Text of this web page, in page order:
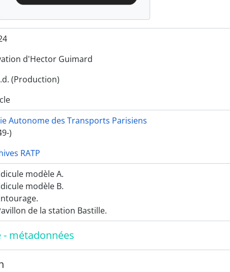
d'Hector Guimard
(Production)
Autonome des Transports Parisiens
)
RATP
modèle A.
modèle B.
de la station Bastille.
métadonnées